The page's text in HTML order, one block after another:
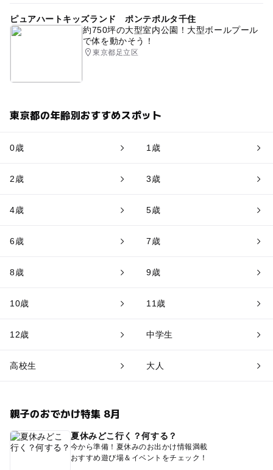
ピュアハートキッズランド ポンテポルタ千住
約750坪の大型室内公園！大型ボールプール
で体を動かそう！
東京都足立区
東京都の年齢別おすすめスポット
0歳 1歳
2歳 3歳
4歳 5歳
6歳 7歳
8歳 9歳
10歳 11歳
12歳 中学生
高校生 大人
親子のおでかけ特集 8月
夏休みどこ行く？何する？
今から準備！夏休みのお出かけ情報満載
おすすめ遊び場＆イベントをチェック！